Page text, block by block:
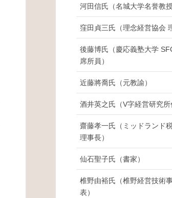
河田信氏（名城大学名誉教授
窪田貞三氏（理念経営協会
後藤博氏（慶応義塾大学
席所員）
近藤將喬氏（元教諭）
酒井英之氏（V字経営研究所
齋藤孝一氏（ミッドランド
理事長）
仙石聖子氏（書家）
椎野由裕氏（椎野経営技術
表）